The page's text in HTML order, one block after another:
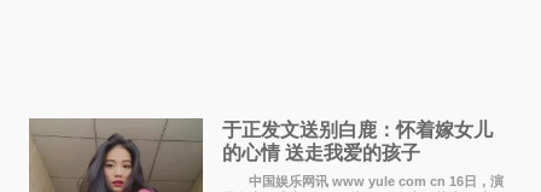
于正发文送别白鹿：怀着嫁女儿
的心情 送走我爱的孩子
中国娱乐网讯 www yule com cn 16日，演